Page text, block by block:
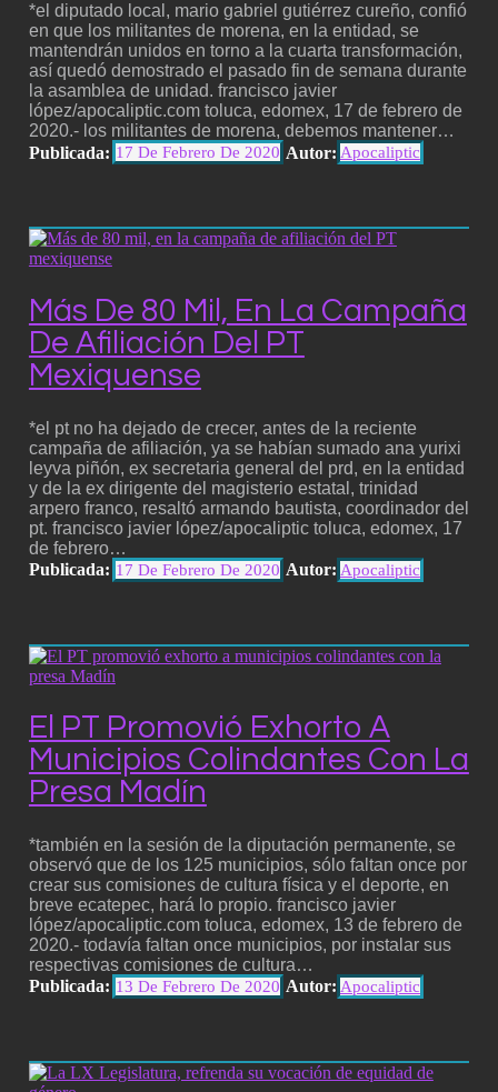
*el diputado local, mario gabriel gutiérrez cureño, confió
en que los militantes de morena, en la entidad, se
mantendrán unidos en torno a la cuarta transformación,
así quedó demostrado el pasado fin de semana durante
la asamblea de unidad. francisco javier
lópez/apocaliptic.com toluca, edomex, 17 de febrero de
2020.- los militantes de morena, debemos mantener…
Publicada: 17 De Febrero De 2020 Autor: Apocaliptic
Más De 80 Mil, En La Campaña
De Afiliación Del PT
Mexiquense
*el pt no ha dejado de crecer, antes de la reciente
campaña de afiliación, ya se habían sumado ana yurixi
leyva piñón, ex secretaria general del prd, en la entidad
y de la ex dirigente del magisterio estatal, trinidad
arpero franco, resaltó armando bautista, coordinador del
pt. francisco javier lópez/apocaliptic toluca, edomex, 17
de febrero…
Publicada: 17 De Febrero De 2020 Autor: Apocaliptic
El PT Promovió Exhorto A
Municipios Colindantes Con La
Presa Madín
*también en la sesión de la diputación permanente, se
observó que de los 125 municipios, sólo faltan once por
crear sus comisiones de cultura física y el deporte, en
breve ecatepec, hará lo propio. francisco javier
lópez/apocaliptic.com toluca, edomex, 13 de febrero de
2020.- todavía faltan once municipios, por instalar sus
respectivas comisiones de cultura…
Publicada: 13 De Febrero De 2020 Autor: Apocaliptic